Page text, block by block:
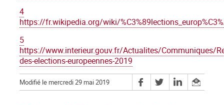
4
https://fr.wikipedia.org/wiki/
5
https://www.interieur.gouv.fr/Actualites/Communiques/
des-elections-europeennes-2019
Modifié le mercredi 29 mai 2019